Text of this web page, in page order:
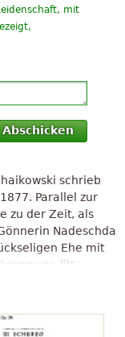
mit
Abschicken
schrieb
Parallel zur
zu der Zeit, als
Nadeschda
Ehe mit
litt.
er im Januar 1878
wurde am 10.
war Nikolai